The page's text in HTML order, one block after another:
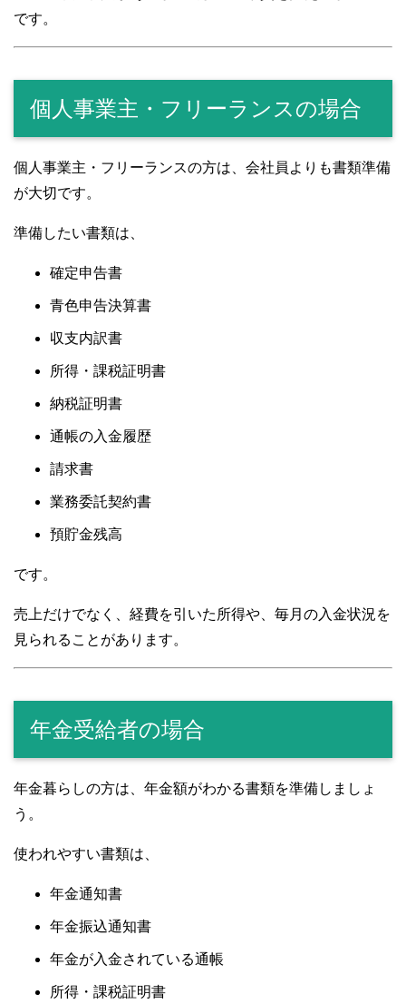
です。
個人事業主・フリーランスの場合
個人事業主・フリーランスの方は、会社員よりも書類準備
が大切です。
準備したい書類は、
確定申告書
青色申告決算書
収支内訳書
所得・課税証明書
納税証明書
通帳の入金履歴
請求書
業務委託契約書
預貯金残高
です。
売上だけでなく、経費を引いた所得や、毎月の入金状況を
見られることがあります。
年金受給者の場合
年金暮らしの方は、年金額がわかる書類を準備しましょ
う。
使われやすい書類は、
年金通知書
年金振込通知書
年金が入金されている通帳
所得・課税証明書